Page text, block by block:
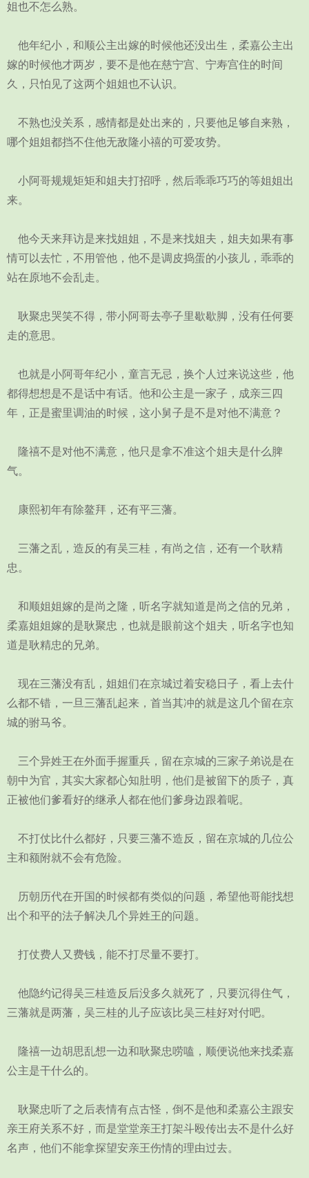
姐也不怎么熟。
他年纪小，和顺公主出嫁的时候他还没出生，柔嘉公主出
嫁的时候他才两岁，要不是他在慈宁宫、宁寿宫住的时间
久，只怕见了这两个姐姐也不认识。
不熟也没关系，感情都是处出来的，只要他足够自来熟，
哪个姐姐都挡不住他无敌隆小禧的可爱攻势。
小阿哥规规矩矩和姐夫打招呼，然后乖乖巧巧的等姐姐出
来。
他今天来拜访是来找姐姐，不是来找姐夫，姐夫如果有事
情可以去忙，不用管他，他不是调皮捣蛋的小孩儿，乖乖的
站在原地不会乱走。
耿聚忠哭笑不得，带小阿哥去亭子里歇歇脚，没有任何要
走的意思。
也就是小阿哥年纪小，童言无忌，换个人过来说这些，他
都得想想是不是话中有话。他和公主是一家子，成亲三四
年，正是蜜里调油的时候，这小舅子是不是对他不满意？
隆禧不是对他不满意，他只是拿不准这个姐夫是什么脾
气。
康熙初年有除鳌拜，还有平三藩。
三藩之乱，造反的有吴三桂，有尚之信，还有一个耿精
忠。
和顺姐姐嫁的是尚之隆，听名字就知道是尚之信的兄弟，
柔嘉姐姐嫁的是耿聚忠，也就是眼前这个姐夫，听名字也知
道是耿精忠的兄弟。
现在三藩没有乱，姐姐们在京城过着安稳日子，看上去什
么都不错，一旦三藩乱起来，首当其冲的就是这几个留在京
城的驸马爷。
三个异姓王在外面手握重兵，留在京城的三家子弟说是在
朝中为官，其实大家都心知肚明，他们是被留下的质子，真
正被他们爹看好的继承人都在他们爹身边跟着呢。
不打仗比什么都好，只要三藩不造反，留在京城的几位公
主和额附就不会有危险。
历朝历代在开国的时候都有类似的问题，希望他哥能找想
出个和平的法子解决几个异姓王的问题。
打仗费人又费钱，能不打尽量不要打。
他隐约记得吴三桂造反后没多久就死了，只要沉得住气，
三藩就是两藩，吴三桂的儿子应该比吴三桂好对付吧。
隆禧一边胡思乱想一边和耿聚忠唠嗑，顺便说他来找柔嘉
公主是干什么的。
耿聚忠听了之后表情有点古怪，倒不是他和柔嘉公主跟安
亲王府关系不好，而是堂堂亲王打架斗殴传出去不是什么好
名声，他们不能拿探望安亲王伤情的理由过去。